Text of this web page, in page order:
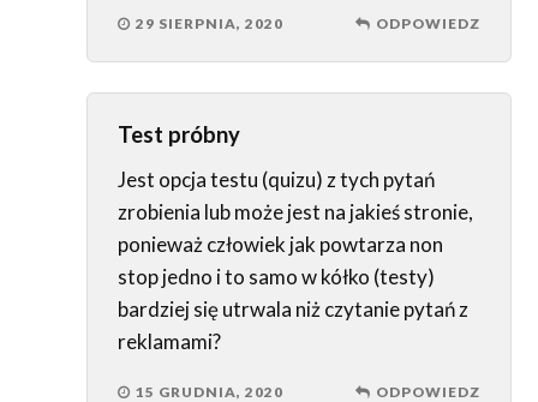
29 SIERPNIA, 2020 ODPOWIEDZ
Test próbny
Jest opcja testu (quizu) z tych pytań
zrobienia lub może jest na jakieś stronie,
ponieważ człowiek jak powtarza non
stop jedno i to samo w kółko (testy)
bardziej się utrwala niż czytanie pytań z
reklamami?
15 GRUDNIA, 2020 ODPOWIEDZ